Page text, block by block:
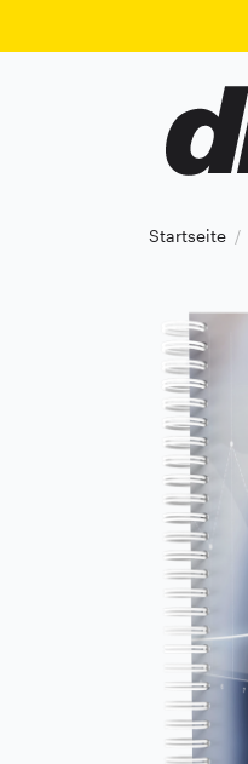
Startseite /